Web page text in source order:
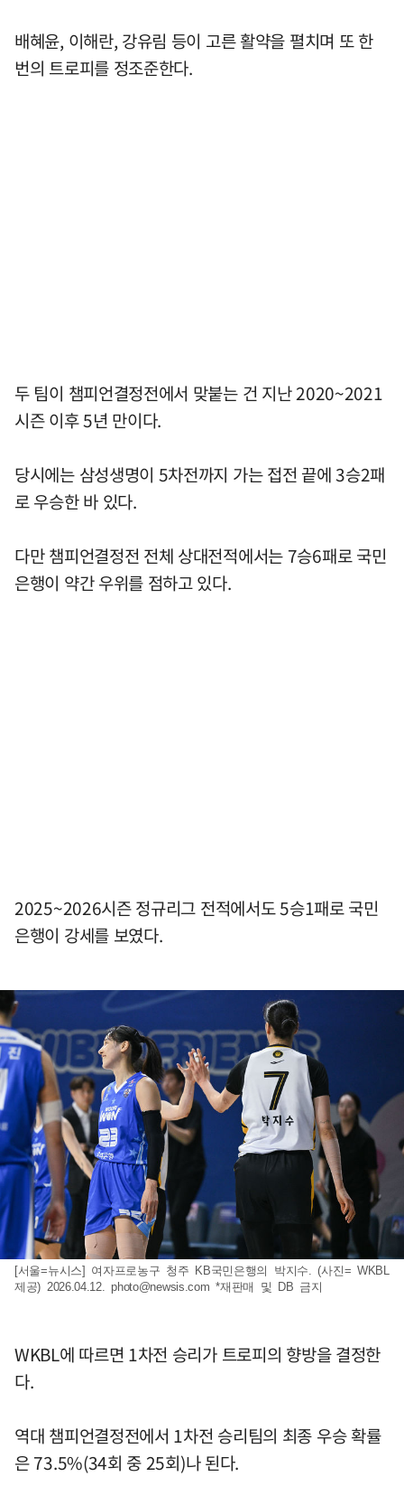
배혜윤, 이해란, 강유림 등이 고른 활약을 펼치며 또 한
번의 트로피를 정조준한다.
두 팀이 챔피언결정전에서 맞붙는 건 지난 2020~2021
시즌 이후 5년 만이다.
당시에는 삼성생명이 5차전까지 가는 접전 끝에 3승2패
로 우승한 바 있다.
다만 챔피언결정전 전체 상대전적에서는 7승6패로 국민
은행이 약간 우위를 점하고 있다.
2025~2026시즌 정규리그 전적에서도 5승1패로 국민
은행이 강세를 보였다.
[서울=뉴시스] 여자프로농구 청주 KB국민은행의 박지수. (사진= WKBL
제공) 2026.04.12.photo@newsis.com *재판매 및 DB 금지
WKBL에 따르면 1차전 승리가 트로피의 향방을 결정한
다.
역대 챔피언결정전에서 1차전 승리팀의 최종 우승 확률
은 73.5%(34회 중 25회)나 된다.